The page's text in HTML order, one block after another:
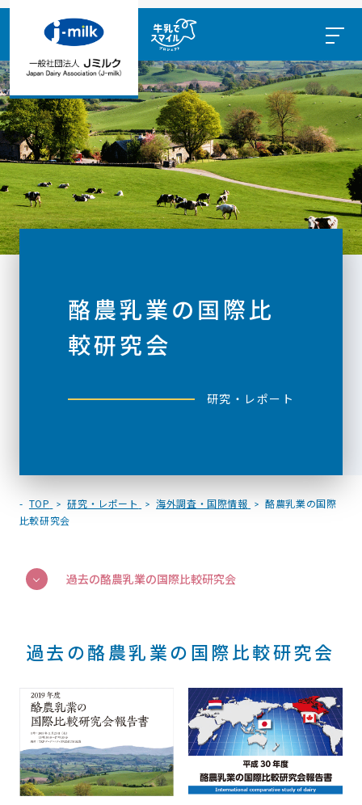
酪農乳業の国際比
較研究会
研究・レポート
TOP 研究・レポート 海外調査・国際情報
酪農乳業の国際
比較研究会
過去の酪農乳業の国際比較研究会
過去の酪農乳業の国際比較研究会